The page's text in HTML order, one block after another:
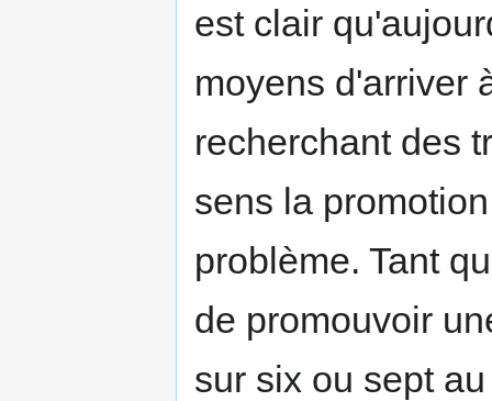
est clair
moyens d'arriver
recherchant des
sens la
problème. Tant
de promouvoir
sur six ou sept